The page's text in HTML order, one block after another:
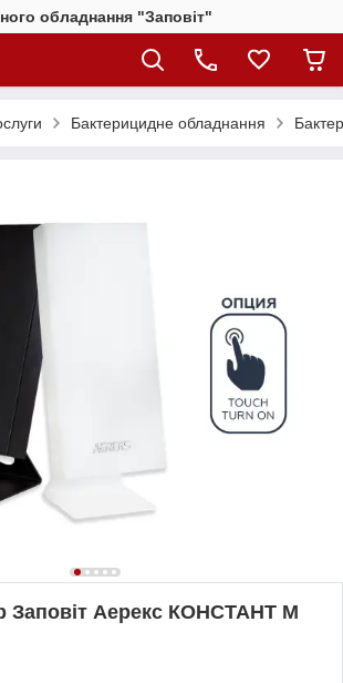
обладнання "Заповіт"
Бактерицидне обладнання
Заповіт Аерекс КОНСТАНТ М